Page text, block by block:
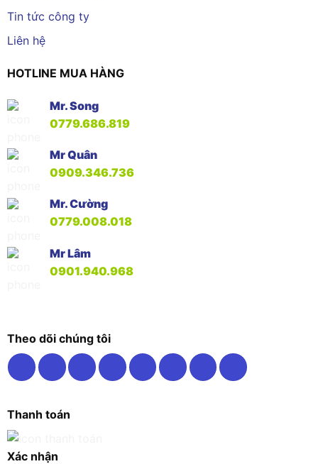
Tin tức công ty
Liên hệ
HOTLINE MUA HÀNG
Mr. Song
0779.686.819
Mr Quân
0909.346.736
Mr. Cường
0779.008.018
Mr Lâm
0901.940.968
Theo dõi chúng tôi
Thanh toán
Xác nhận